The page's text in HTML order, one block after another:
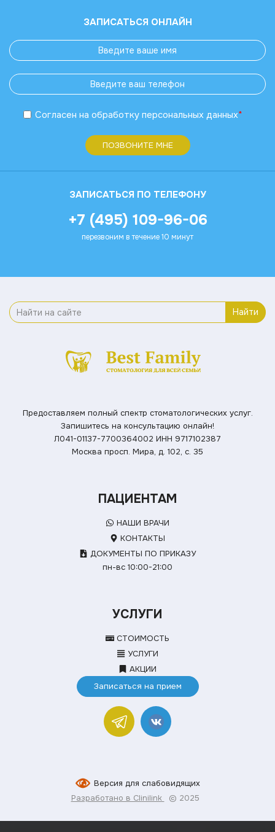
ЗАПИСАТЬСЯ ОНЛАЙН
Согласен на обработку персональных данных*
ПОЗВОНИТЕ МНЕ
ЗАПИСАТЬСЯ ПО ТЕЛЕФОНУ
+7 (495) 109-96-06
перезвоним в течение 10 минут
Найти
Предоставляем полный спектр стоматологических услуг.
Запишитесь на консультацию онлайн!
Л041-01137-7700364002 ИНН 9717102387
Москва просп. Мира, д. 102, с. 35
ПАЦИЕНТАМ
НАШИ ВРАЧИ
КОНТАКТЫ
ДОКУМЕНТЫ ПО ПРИКАЗУ
пн-вс 10:00-21:00
УСЛУГИ
СТОИМОСТЬ
УСЛУГИ
АКЦИИ
Записаться на прием
Версия для слабовидящих
Разработано в Clinilink
© 2025